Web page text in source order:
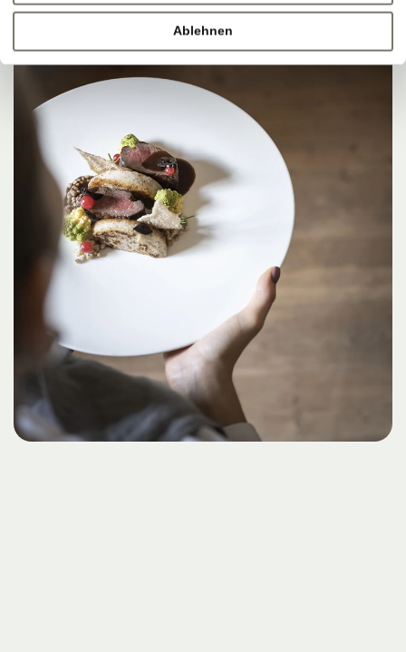
Ablehnen